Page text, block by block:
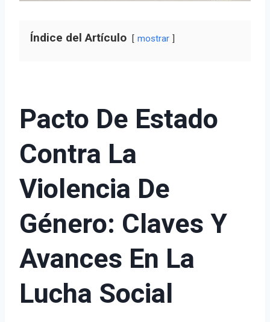
Índice del Artículo mostrar
Pacto De Estado
Contra La
Violencia De
Género: Claves Y
Avances En La
Lucha Social